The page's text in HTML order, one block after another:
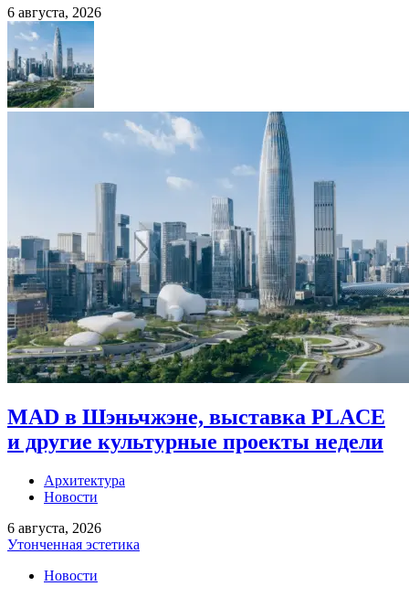
6 августа, 2026
MAD в Шэньчжэне, выставка PLACE
и другие культурные проекты недели
Архитектура
Новости
6 августа, 2026
Утонченная эстетика
Новости